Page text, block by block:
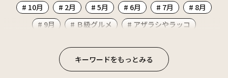
# 10月 # 2月 # 5月 # 6月 # 7月
# 8月
# 9月
# Ｂ級グルメ
# アザラシやラッコ
# カレー # ごはん系
# コンビニ
キーワードをもっとみる